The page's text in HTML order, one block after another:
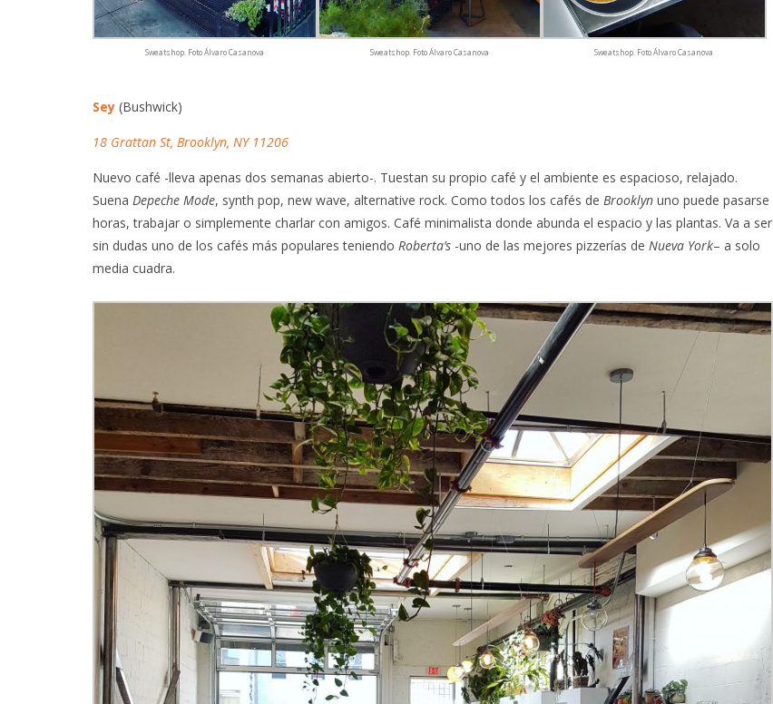
Sweatshop. Foto Álvaro Casanova Sweatshop. Foto Álvaro Casanova Sweatshop. Foto Álvaro Casanova
Sey (Bushwick)
18 Grattan St, Brooklyn, NY 11206
Nuevo café -lleva apenas dos semanas abierto-. Tuestan su propio café y el ambiente es espacioso, relajado.
Suena Depeche Mode, synth pop, new wave, alternative rock. Como todos los cafés de Brooklyn uno puede pasarse
horas, trabajar o simplemente charlar con amigos. Café minimalista donde abunda el espacio y las plantas. Va a ser
sin dudas uno de los cafés más populares teniendo Roberta’s -uno de las mejores pizzerías de Nueva York– a solo
media cuadra.